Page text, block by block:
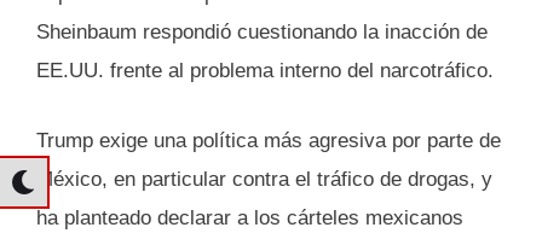
Sheinbaum respondió cuestionando la inacción de
EE.UU. frente al problema interno del narcotráfico.
Trump exige una política más agresiva por parte de
México, en particular contra el tráfico de drogas, y
ha planteado declarar a los cárteles mexicanos